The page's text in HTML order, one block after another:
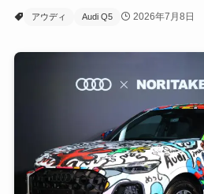
アウディ Audi Q5 2026年7月8日